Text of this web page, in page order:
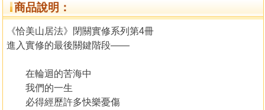
商品說明：
《恰美山居法》閉關實修系列第4冊
進入實修的最後關鍵階段——
在輪迴的苦海中
我們的一生
必得經歷許多快樂憂傷